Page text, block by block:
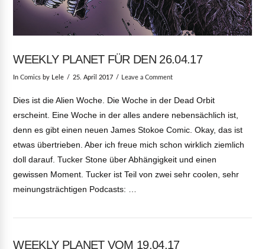
WEEKLY PLANET FÜR DEN 26.04.17
InComics by Lele 25. April 2017 Leave a Comment
Dies ist die Alien Woche. Die Woche in der Dead Orbit
erscheint. Eine Woche in der alles andere nebensächlich ist,
denn es gibt einen neuen James Stokoe Comic. Okay, das ist
etwas übertrieben. Aber ich freue mich schon wirklich ziemlich
doll darauf. Tucker Stone über Abhängigkeit und einen
gewissen Moment. Tucker ist Teil von zwei sehr coolen, sehr
meinungsträchtigen Podcasts: …
WEEKLY PLANET VOM 19.04.17